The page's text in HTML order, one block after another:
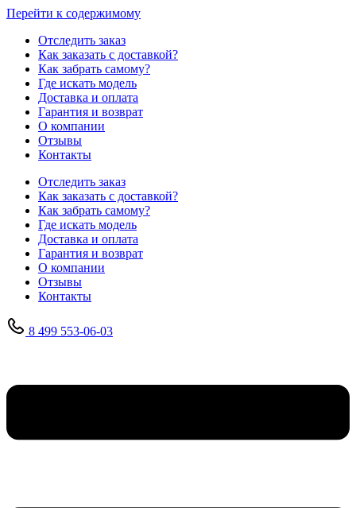
Перейти к содержимому
Отследить заказ
Как заказать с доставкой?
Как забрать самому?
Где искать модель
Доставка и оплата
Гарантия и возврат
О компании
Отзывы
Контакты
Отследить заказ
Как заказать с доставкой?
Как забрать самому?
Где искать модель
Доставка и оплата
Гарантия и возврат
О компании
Отзывы
Контакты
8 499 553-06-03